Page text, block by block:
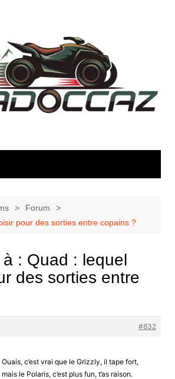
Forum
pour des sorties entre copains ?
: Quad : lequel
des sorties entre
#832
Ouais, c’est vrai que le Grizzly, il tape fort,
mais le Polaris, c’est plus fun, t’as raison.